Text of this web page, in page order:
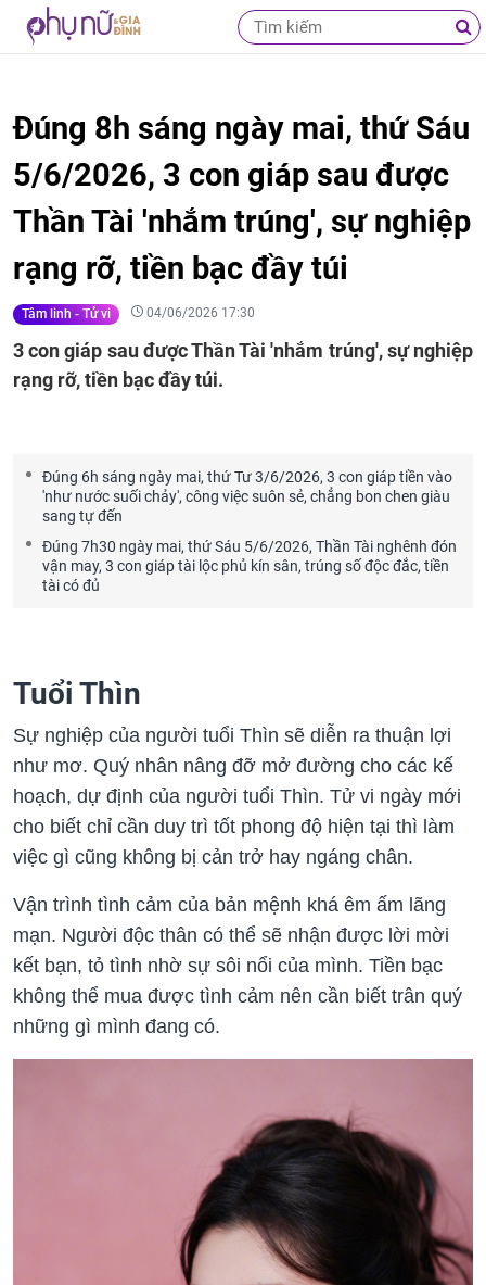
Đúng 8h sáng ngày mai, thứ Sáu
5/6/2026, 3 con giáp sau được
Thần Tài 'nhắm trúng', sự nghiệp
rạng rỡ, tiền bạc đầy túi
Tâm linh - Tử vi 04/06/2026 17:30
3 con giáp sau được Thần Tài 'nhắm trúng', sự nghiệp
rạng rỡ, tiền bạc đầy túi.
Đúng 6h sáng ngày mai, thứ Tư 3/6/2026, 3 con giáp tiền vào
'như nước suối chảy', công việc suôn sẻ, chẳng bon chen giàu
sang tự đến
Đúng 7h30 ngày mai, thứ Sáu 5/6/2026, Thần Tài nghênh đón
vận may, 3 con giáp tài lộc phủ kín sân, trúng số độc đắc, tiền
tài có đủ
Tuổi Thìn
Sự nghiệp của người tuổi Thìn sẽ diễn ra thuận lợi
như mơ. Quý nhân nâng đỡ mở đường cho các kế
hoạch, dự định của người tuổi Thìn. Tử vi ngày mới
cho biết chỉ cần duy trì tốt phong độ hiện tại thì làm
việc gì cũng không bị cản trở hay ngáng chân.
Vận trình tình cảm của bản mệnh khá êm ấm lãng
mạn. Người độc thân có thể sẽ nhận được lời mời
kết bạn, tỏ tình nhờ sự sôi nổi của mình. Tiền bạc
không thể mua được tình cảm nên cần biết trân quý
những gì mình đang có.